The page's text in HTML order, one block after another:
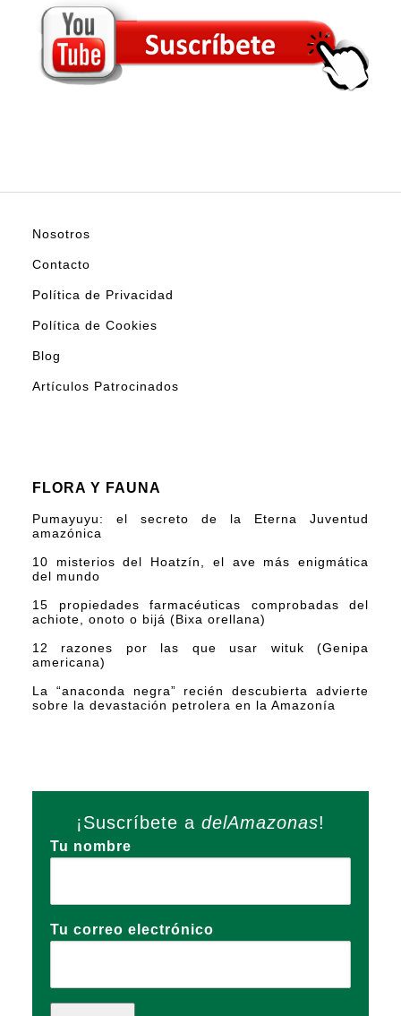
Nosotros
Contacto
Política de Privacidad
Política de Cookies
Blog
Artículos Patrocinados
FLORA Y FAUNA
Pumayuyu: el secreto de la Eterna Juventud
amazónica
10 misterios del Hoatzín, el ave más enigmática
del mundo
15 propiedades farmacéuticas comprobadas del
achiote, onoto o bijá (Bixa orellana)
12 razones por las que usar wituk (Genipa
americana)
La “anaconda negra” recién descubierta advierte
sobre la devastación petrolera en la Amazonía
¡Suscríbete a delAmazonas!
Tu nombre
Tu correo electrónico